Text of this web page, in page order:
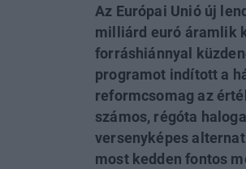
Az Európai Unió új
milliárd euró áramlik
forráshiánnyal
programot indított a
reformcsomag az
számos, régóta
versenyképes
most kedden fontos